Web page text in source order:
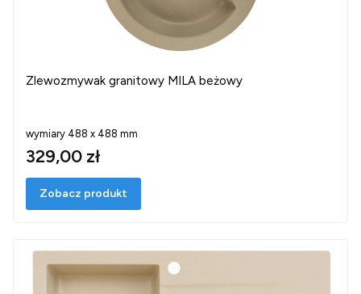
Zlewozmywak granitowy MILA beżowy
wymiary 488 x 488 mm
329,00 zł
Zobacz produkt